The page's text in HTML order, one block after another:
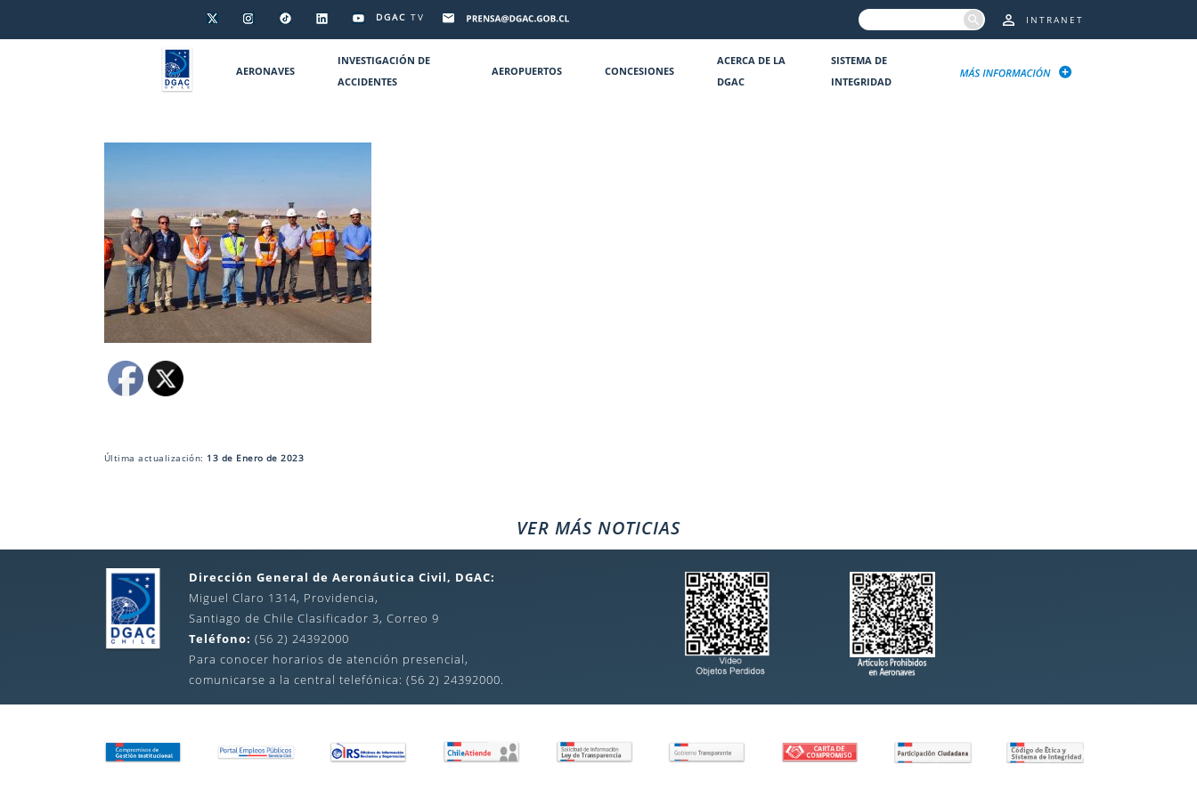
DGAC TV INTRANET
AERONAVES
INVESTIGACIÓN DE
ACCIDENTES
AEROPUERTOS CONCESIONES
ACERCA DE LA
DGAC
SISTEMA DE
INTEGRIDAD
Última actualización: 13 de Enero de 2023
VER MÁS NOTICIAS
Dirección General de Aeronáutica Civil, DGAC:
Miguel Claro 1314, Providencia,
Santiago de Chile Clasificador 3, Correo 9
Teléfono: (56 2) 24392000
Para conocer horarios de atención presencial,
comunicarse a la central telefónica: (56 2) 24392000.